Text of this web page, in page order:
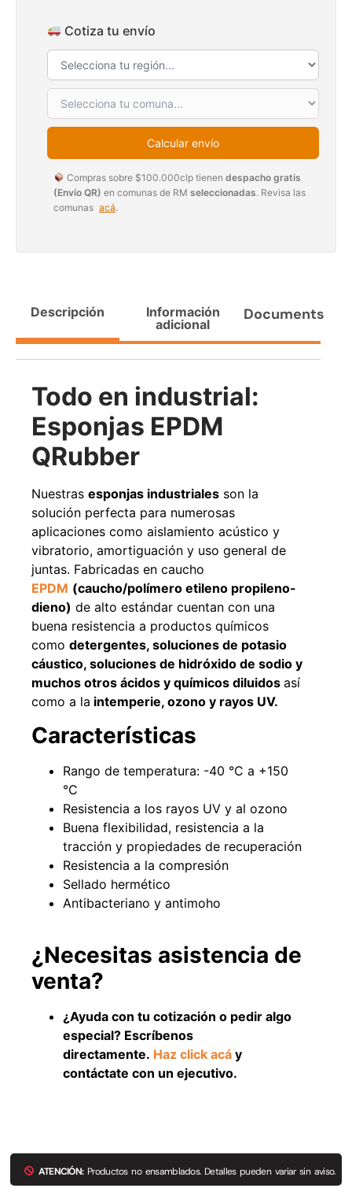
Cotiza tu envío
Calcular envío
Compras sobre $100.000clp tienen despacho gratis
(Envío QR) en comunas de RM seleccionadas. Revisa las
comunas acá.
Descripción
Información
adicional
Documents
Todo en industrial:
Esponjas EPDM
QRubber
Nuestras esponjas industriales son la
solución perfecta para numerosas
aplicaciones como aislamiento acústico y
vibratorio, amortiguación y uso general de
juntas. Fabricadas en caucho
EPDM (caucho/polímero etileno propileno-
dieno) de alto estándar cuentan con una
buena resistencia a productos químicos
como detergentes, soluciones de potasio
cáustico, soluciones de hidróxido de sodio y
muchos otros ácidos y químicos diluidos así
como a la intemperie, ozono y rayos UV.
Características
Rango de temperatura: -40 °C a +150
°C
Resistencia a los rayos UV y al ozono
Buena flexibilidad, resistencia a la
tracción y propiedades de recuperación
Resistencia a la compresión
Sellado hermético
Antibacteriano y antimoho
¿Necesitas asistencia de
venta?
¿Ayuda con tu cotización o pedir algo
especial? Escríbenos
directamente. Haz click acá y
contáctate con un ejecutivo.
ATENCIÓN:Productos no ensamblados. Detalles pueden variar sin aviso.
Juego Modular 03
QplayGround
$5.987.128
Agregar al carrito
Pasto sintético ornamental
Importado USA: Crown
4,57*30,48mts
$
Leer más
Transpaleta eléctrica carga
de 2tn
$ 2.842.858
$1.990.000
Agregar al carrito
Apilador manual carga
capacidad 1000kg
Pasto sintético ornamental
Importado USA: Paradise
$1.427.544
Leer más
ajustable Capacidad 1tn Lev.
$ 1.875.535
Agregar al carrito
49%
Pasto sintético ornamental
densidad 35mm Rollo
Leer más
Empaquetadura 1/4" 6.4mm
hypalon sin tela 3 MPA